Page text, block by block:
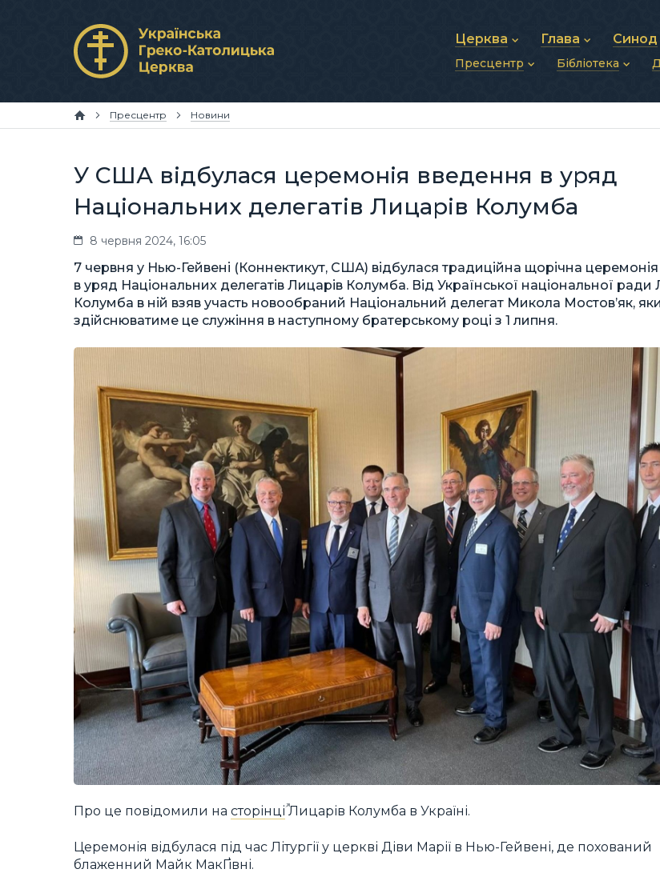
Церква
Про УГКЦ
Структура УГКЦ
Глава
Блаженніший
Фотографії
Синод
Синод
Пресцентр
Публікації
Фото та відео
Архів новин (2013–2022)
Бібліотека
Молитви
Пресцентр Новини
У США відбулася церемонія введення в уряд
Національних делегатів Лицарів Колумба
8 червня 2024, 16:05
7 червня у Нью-Гейвені (Коннектикут, США) відбулася традиційна щорічна
в уряд Національних делегатів Лицарів Колумба. Від Української національної ради
Колумба в ній взяв участь новообраний Національний делегат Микола Мостов’як,
здійснюватиме це служіння в наступному братерському році з 1 липня.
Про це повідомили на сторінціЛицарів Колумба в Україні.
Церемонія відбулася під час Літургії у церкві Діви Марії в Нью-Гейвені, де похований
блаженний Майк МакҐівні.